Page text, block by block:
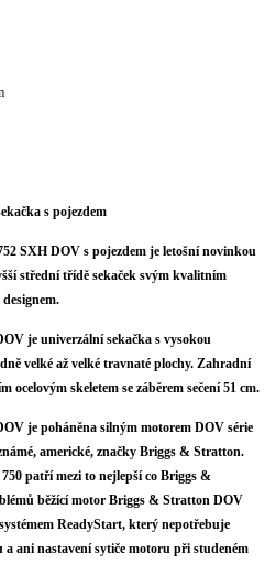
s pojezdem
SXH DOV s pojezdem je letošní novinkou
střední třídě sekaček svým kvalitním
je univerzální sekačka s vysokou
velké až velké travnaté plochy. Zahradní
ocelovým skeletem se záběrem sečení 51 cm.
je poháněna silným motorem DOV série
americké, značky Briggs & Stratton.
patří mezi to nejlepší co Briggs &
běžící motor Briggs & Stratton DOV
ReadyStart, který nepotřebuje
ani nastavení sytiče motoru při studeném